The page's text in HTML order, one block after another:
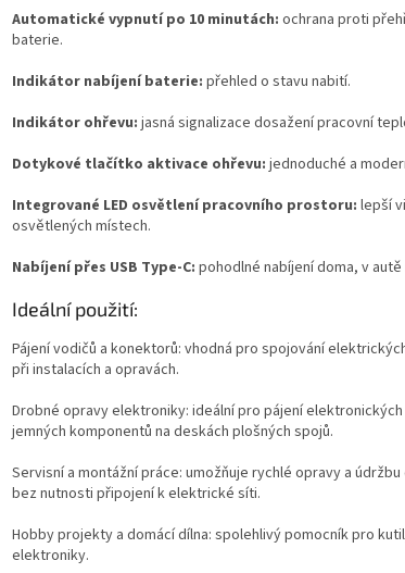
Sleva a výhody při nákupu
Automatické vypnutí po 10 minutách: ochrana proti
baterie.
Indikátor nabíjení baterie: přehled o stavu nabití.
Indikátor ohřevu: jasná signalizace dosažení pracovní
Dotykové tlačítko aktivace ohřevu: jednoduché a
Integrované LED osvětlení pracovního prostoru: lepší
osvětlených místech.
Nabíjení přes USB Type-C: pohodlné nabíjení doma, v
Ideální použití:
Pájení vodičů a konektorů: vhodná pro spojování
při instalacích a opravách.
Drobné opravy elektroniky: ideální pro pájení
jemných komponentů na deskách plošných spojů.
Servisní a montážní práce: umožňuje rychlé opravy a
bez nutnosti připojení k elektrické síti.
Hobby projekty a domácí dílna: spolehlivý pomocník pro
elektroniky.